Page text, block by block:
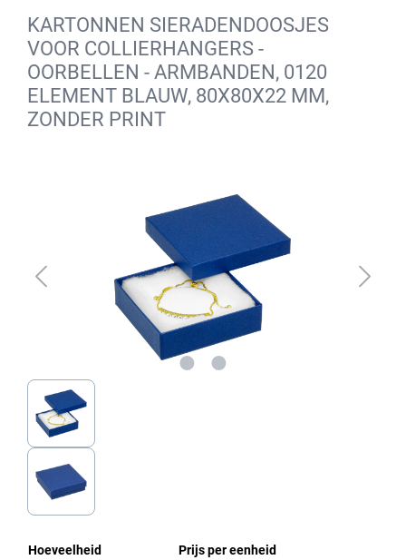
KARTONNEN SIERADENDOOSJES
VOOR COLLIERHANGERS -
OORBELLEN - ARMBANDEN, 0120
ELEMENT BLAUW, 80X80X22 MM,
ZONDER PRINT
Hoeveelheid Prijs per eenheid